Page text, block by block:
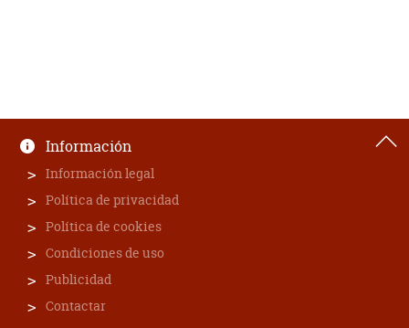
Información
Información legal
Política de privacidad
Política de cookies
Condiciones de uso
Publicidad
Contactar